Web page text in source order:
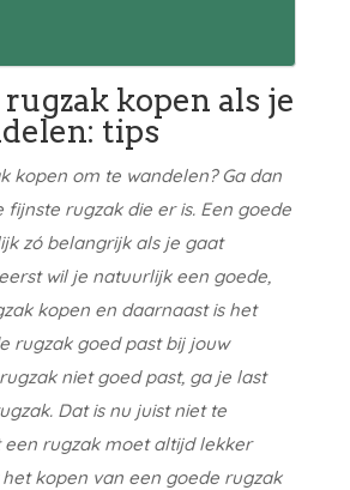
rugzak kopen als je
tips
kopen om te wandelen? Ga dan
fijnste rugzak die er is. Een goede
zó belangrijk als je gaat
wil je natuurlijk een goede,
kopen en daarnaast is het
rugzak goed past bij jouw
niet goed past, ga je last
Dat is nu juist niet te
een rugzak moet altijd lekker
kopen van een goede rugzak